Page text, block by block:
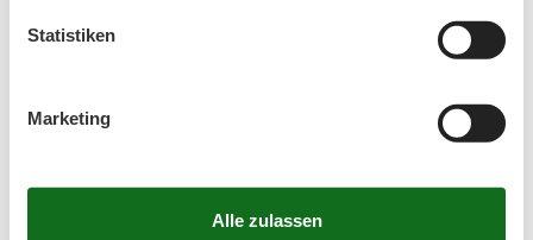
Sie frische, regionale Produkte kaufen können. Ideal
für Selbstversorger, die gerne mit lokalen Zutaten
der Terrasse genießen möchten. Ein gemütliches
Abendessen mit Ostseeluft, während Ihr Hund
Statistiken
Marketing